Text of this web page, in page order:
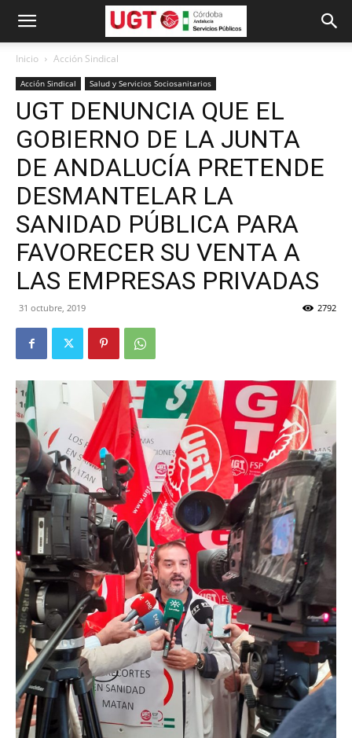
Inicio Acción Sindical
Acción Sindical Salud y Servicios Sociosanitarios
UGT DENUNCIA QUE EL
GOBIERNO DE LA JUNTA
DE ANDALUCÍA PRETENDE
DESMANTELAR LA
SANIDAD PÚBLICA PARA
FAVORECER SU VENTA A
LAS EMPRESAS PRIVADAS
31 octubre, 2019 2792